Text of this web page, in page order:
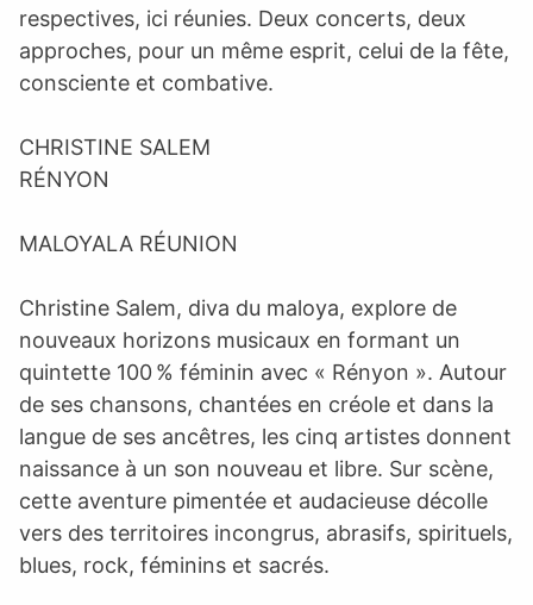
respectives, ici réunies. Deux concerts, deux
approches, pour un même esprit, celui de la fête,
consciente et combative.
CHRISTINE SALEM
RÉNYON
MALOYALA RÉUNION
Christine Salem, diva du maloya, explore de
nouveaux horizons musicaux en formant un
quintette 100 % féminin avec « Rényon ». Autour
de ses chansons, chantées en créole et dans la
langue de ses ancêtres, les cinq artistes donnent
naissance à un son nouveau et libre. Sur scène,
cette aventure pimentée et audacieuse décolle
vers des territoires incongrus, abrasifs, spirituels,
blues, rock, féminins et sacrés.